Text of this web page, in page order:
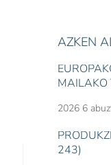
AZKEN
2026 6
243)